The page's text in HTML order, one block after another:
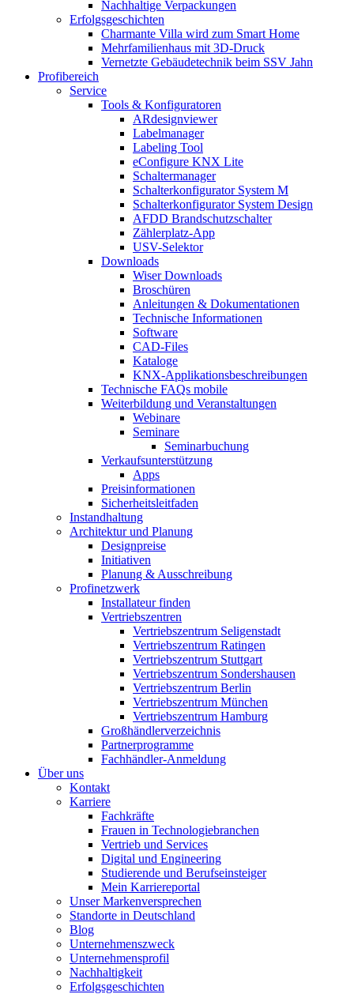
Nachhaltige Verpackungen
Erfolgsgeschichten
Charmante Villa wird zum Smart Home
Mehrfamilienhaus mit 3D-Druck
Vernetzte Gebäudetechnik beim SSV Jahn
Profibereich
Service
Tools & Konfiguratoren
ARdesignviewer
Labelmanager
Labeling Tool
eConfigure KNX Lite
Schaltermanager
Schalterkonfigurator System M
Schalterkonfigurator System Design
AFDD Brandschutzschalter
Zählerplatz-App
USV-Selektor
Downloads
Wiser Downloads
Broschüren
Anleitungen & Dokumentationen
Technische Informationen
Software
CAD-Files
Kataloge
KNX-Applikationsbeschreibungen
Technische FAQs mobile
Weiterbildung und Veranstaltungen
Webinare
Seminare
Seminarbuchung
Verkaufsunterstützung
Apps
Preisinformationen
Sicherheitsleitfaden
Instandhaltung
Architektur und Planung
Designpreise
Initiativen
Planung & Ausschreibung
Profinetzwerk
Installateur finden
Vertriebszentren
Vertriebszentrum Seligenstadt
Vertriebszentrum Ratingen
Vertriebszentrum Stuttgart
Vertriebszentrum Sondershausen
Vertriebszentrum Berlin
Vertriebszentrum München
Vertriebszentrum Hamburg
Großhändlerverzeichnis
Partnerprogramme
Fachhändler-Anmeldung
Über uns
Kontakt
Karriere
Fachkräfte
Frauen in Technologiebranchen
Vertrieb und Services
Digital und Engineering
Studierende und Berufseinsteiger
Mein Karriereportal
Unser Markenversprechen
Standorte in Deutschland
Blog
Unternehmenszweck
Unternehmensprofil
Nachhaltigkeit
Erfolgsgeschichten